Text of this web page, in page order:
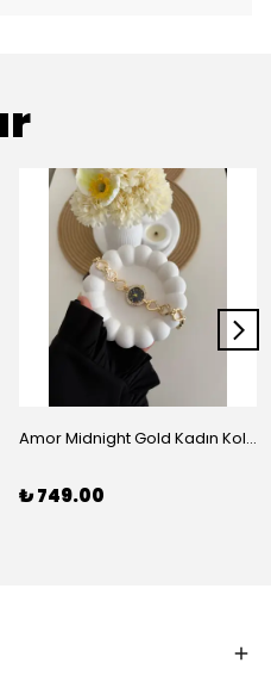
Amor Midnight Gold Kadın Kol Saati
₺ 749.00